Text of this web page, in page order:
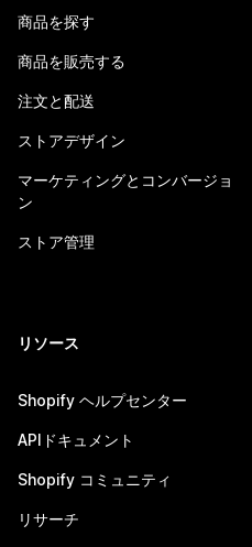
商品を探す
商品を販売する
注文と配送
ストアデザイン
マーケティングとコンバージョ
ン
ストア管理
リソース
Shopify ヘルプセンター
APIドキュメント
Shopify コミュニティ
リサーチ